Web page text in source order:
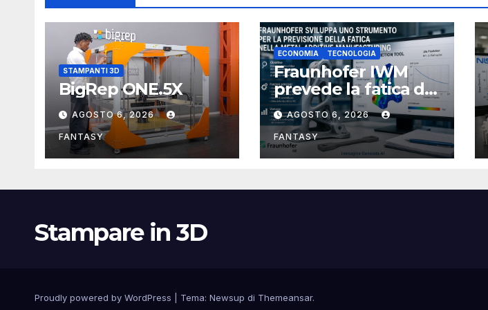
STAMPANTI 3D
BigRep ONE.5X
AGOSTO 6, 2026
FANTASY
ECONOMIA TECNOLOGIA
Fraunhofer IWM
prevede la fatica dei
componenti
metallici stampati in
3D
AGOSTO 6, 2026
FANTASY
Stampare in 3D
Proudly powered by WordPress Tema: Newsup di Themeansar.